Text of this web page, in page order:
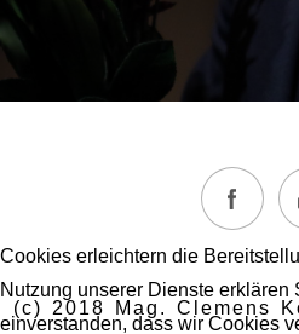
(c) 2018 Mag. Clemens
Cookies erleichtern die
Nutzung unserer Dienste erklären
einverstanden, dass wir Cookies